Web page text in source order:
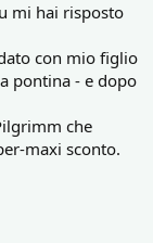
mi hai risposto
con mio figlio
pontina - e dopo
che
maxi sconto.